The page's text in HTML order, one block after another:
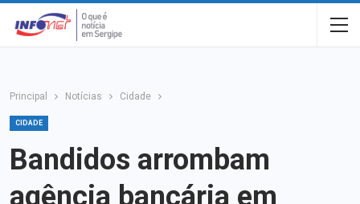
Principal Notícias Cidade
CIDADE
Bandidos arrombam
agência bancária em